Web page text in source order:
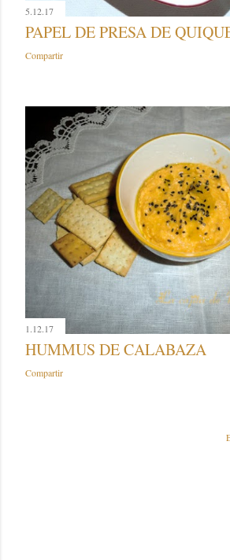
5.12.17
PAPEL DE PRESA DE
Compartir
1.12.17
HUMMUS DE CALABAZA
Compartir